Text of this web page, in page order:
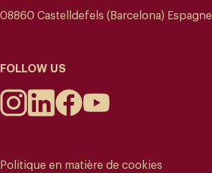
08860 Castelldefels (Barcelona) Espagne
FOLLOW US
Politique en matière de cookies